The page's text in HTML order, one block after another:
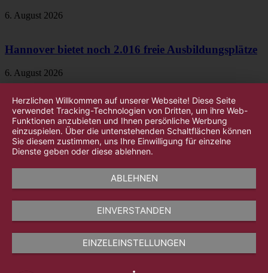
6. August 2026
Hannover bietet noch 2.016 freie Ausbildungsplätze
6. August 2026
Herzlichen Willkommen auf unserer Webseite! Diese Seite
verwendet Tracking-Technologien von Dritten, um ihre Web-
Funktionen anzubieten und Ihnen persönliche Werbung
einzuspielen. Über die untenstehenden Schaltflächen können
Sie diesem zustimmen, uns Ihre Einwilligung für einzelne
Dienste geben oder diese ablehnen.
ABLEHNEN
EINVERSTANDEN
EINZELEINSTELLUNGEN